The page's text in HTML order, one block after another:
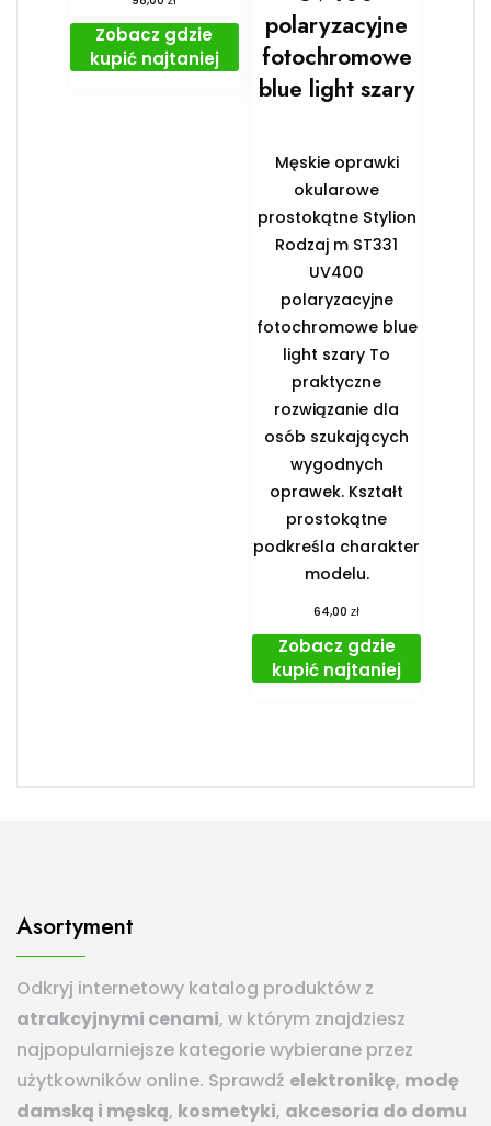
Zobacz gdzie
kupić najtaniej
polaryzacyjne
fotochromowe
blue light szary
Męskie oprawki
okularowe
prostokątne Stylion
Rodzaj m ST331
UV400
polaryzacyjne
fotochromowe blue
light szary To
praktyczne
rozwiązanie dla
osób szukających
wygodnych
oprawek. Kształt
prostokątne
podkreśla charakter
modelu.
64,00zł
Zobacz gdzie
kupić najtaniej
Asortyment
Odkryj internetowy katalog produktów z
atrakcyjnymi cenami, w którym znajdziesz
najpopularniejsze kategorie wybierane przez
użytkowników online. Sprawdź elektronikę, modę
damską i męską, kosmetyki, akcesoria do domu